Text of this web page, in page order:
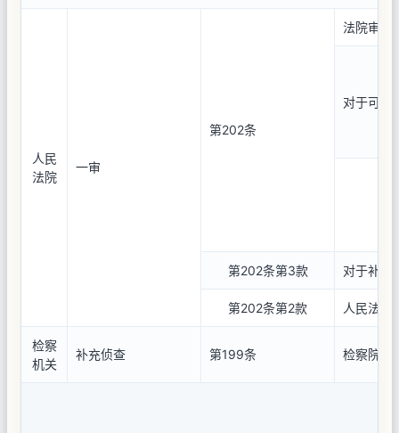
人民
法院
一审
第202条
法院审理
对于可能
第202条第3款 对于补充
第202条第2款 人民法院
检察
机关
补充侦查 第199条 检察院提